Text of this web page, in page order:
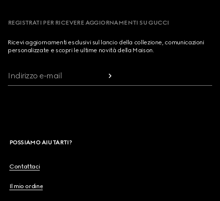
REGISTRATI PER RICEVERE AGGIORNAMENTI SU GUCCI
Ricevi aggiornamenti esclusivi sul lancio della collezione, comunicazioni
personalizzate e scopri le ultime novità della Maison.
Indirizzo e-mail
POSSIAMO AIUTARTI?
Contattaci
Il mio ordine